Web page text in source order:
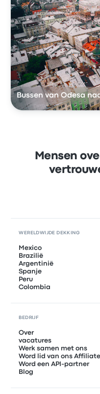
Bussen van Odesa
Mensen
WERELDWIJDE DEKKING
Mexico
Brazilië
Argentinië
Spanje
Peru
Colombia
BEDRIJF
Over
vacatures
Werk samen met ons
Word lid van ons
Word een API-partner
Blog